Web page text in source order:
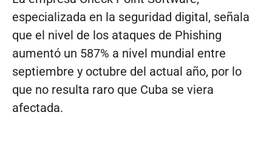
especializada en la seguridad digital, señala
que el nivel de los ataques de Phishing
aumentó un 587% a nivel mundial entre
septiembre y octubre del actual año, por lo
que no resulta raro que Cuba se viera
afectada.